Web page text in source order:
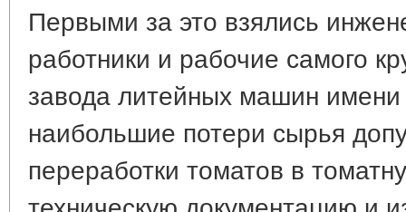
Первыми за это взялись
работники и рабочие самого
завода литейных машин
наибольшие потери сырья
переработки томатов в